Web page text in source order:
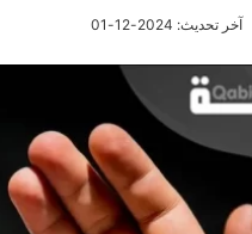
آخر تحديث: 2024-12-01